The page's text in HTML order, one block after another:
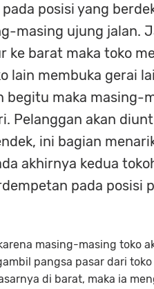
posisi yang
masing ujung jalan.
ke barat maka toko
lain membuka gerai
begitu maka masing-
Pelanggan akan
ini bagian
akhirnya kedua
pada posisi
masing-masing toko
pangsa pasar dari
di barat, maka ia